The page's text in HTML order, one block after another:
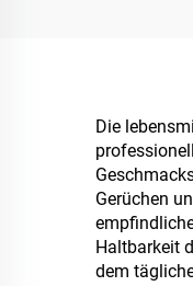
Die
Gerüchen
Haltbarkeit
dem